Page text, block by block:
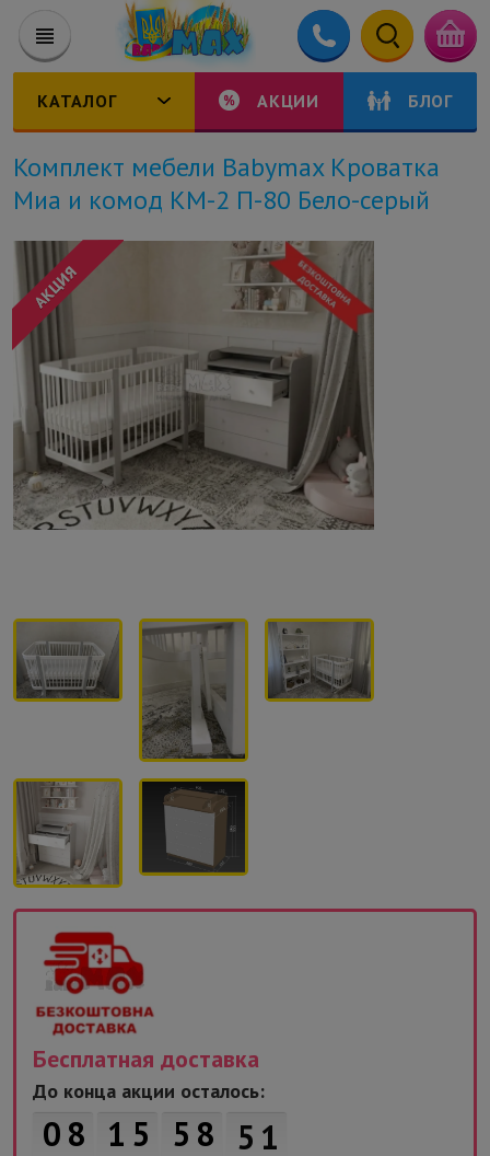
КАТАЛОГ АКЦИИ БЛОГ
Комплект мебели Babymax Кроватка
Миа и комод КМ-2 П-80 Бело-серый
Бесплатная доставка
До конца акции осталось:
0 8 1 5 5 8 4 9